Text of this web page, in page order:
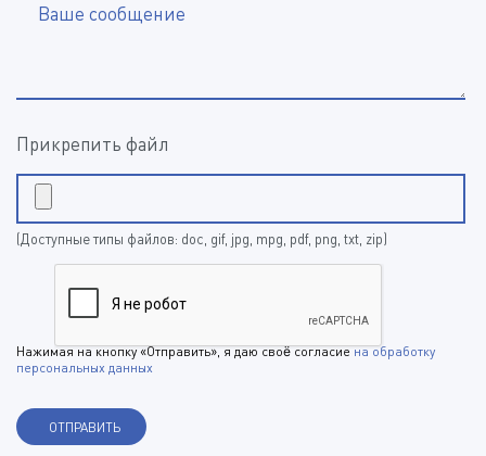
Ваше сообщение
Прикрепить файл
(Доступные типы файлов: doc, gif, jpg, mpg, pdf, png, txt, zip)
Нажимая на кнопку «Отправить», я даю своё согласиена обработку
персональных данных